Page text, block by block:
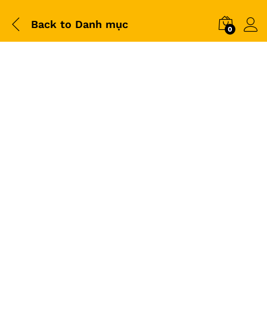
Back to Danh mục 0